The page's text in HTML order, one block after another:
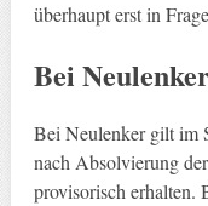
überhaupt erst in
Bei
Bei Neulenker gilt im
nach Absolvierung
provisorisch erhalten.